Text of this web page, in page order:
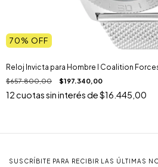
70% OFF
Reloj Invicta para Hombre I Coalition
$657.800,00 $197.340,00
12cuotas sin interés de$16.445,00
SUSCRÍBITE PARA RECIBIR LAS ÚLTIMAS